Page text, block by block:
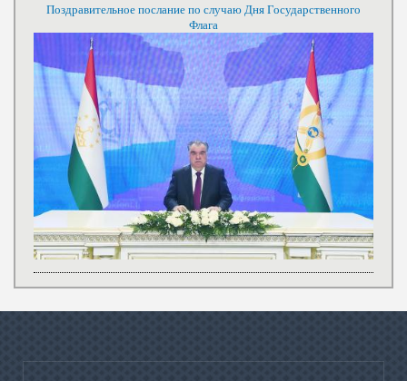
Поздравительное послание по случаю Дня Государственного
Флага